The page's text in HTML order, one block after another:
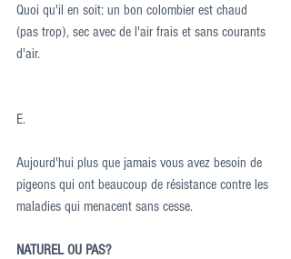
Quoi qu'il en soit: un bon colombier est chaud
(pas trop), sec avec de l'air frais et sans courants
d'air.
E.
Aujourd'hui plus que jamais vous avez besoin de
pigeons qui ont beaucoup de résistance contre les
maladies qui menacent sans cesse.
NATUREL OU PAS?